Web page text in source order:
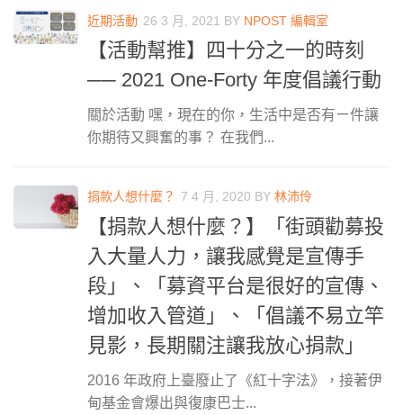
近期活動 26 3 月, 2021 BY NPOST 編輯室
【活動幫推】四十分之一的時刻
── 2021 One-Forty 年度倡議行動
關於活動 嘿，現在的你，生活中是否有ㄧ件讓
你期待又興奮的事？ 在我們...
捐款人想什麼？ 7 4 月, 2020 BY 林沛伶
【捐款人想什麼？】「街頭勸募投
入大量人力，讓我感覺是宣傳手
段」、「募資平台是很好的宣傳、
增加收入管道」、「倡議不易立竿
見影，長期關注讓我放心捐款」
2016 年政府上臺廢止了《紅十字法》，接著伊
甸基金會爆出與復康巴士...